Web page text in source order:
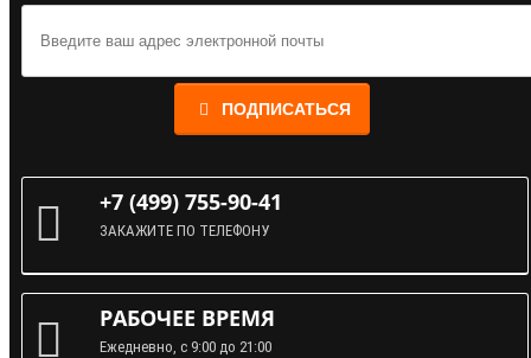
ПОДПИСАТЬСЯ
+7 (499) 755-90-41
ЗАКАЖИТЕ ПО ТЕЛЕФОНУ
РАБОЧЕЕ ВРЕМЯ
Ежедневно, с 9:00 до 21:00